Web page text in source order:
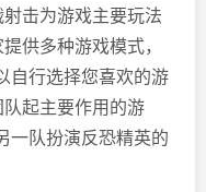
击为游戏主要玩法
供多种游戏模式，
自行选择您喜欢的游
起主要作用的游
一队扮演反恐精英的